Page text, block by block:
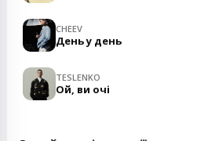
CHEEV
День у день
TESLENKO
Ой, ви очі